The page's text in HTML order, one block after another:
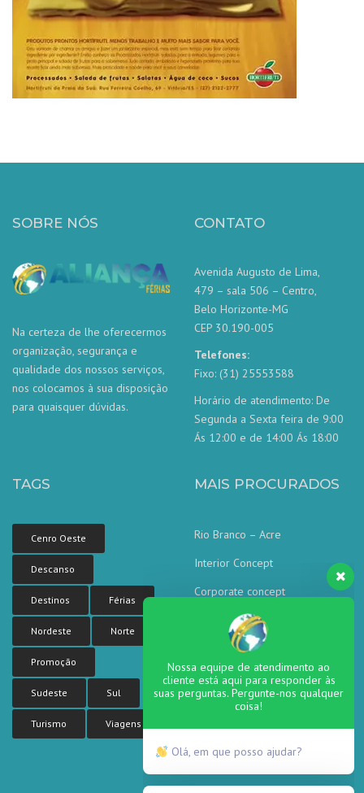
SOBRE NÓS
Na certeza de lhe oferecermos
organização, segurança e
qualidade dos nossos serviços,
nos colocamos à sua disposição
para quaisquer dúvidas.
CONTATO
Avenida Augusto de Lima,
479 – sala 506 – Centro,
Belo Horizonte-MG
CEP 30.190-005
Telefones:
Fixo: (31) 25553588
Horário de atendimento: De
Segunda a Sexta feira de 9:00
Ás 12:00 e de 14:00 Ás 18:00
TAGS
Cenro Oeste
Descanso
Destinos Férias
Nordeste Norte
Promoção
Sudeste Sul
Turismo Viagens
MAIS PROCURADOS
Rio Branco – Acre
Interior Concept
Corporate concept
Corporate Tower
Sea side residence
Nossa equipe de atendimento ao
cliente está aqui para responder às
suas perguntas. Pergunte-nos qualquer
coisa!